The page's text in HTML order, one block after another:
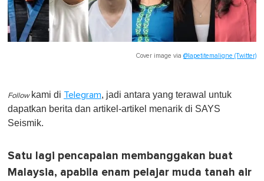
Cover image via @lapetitemaligne (Twitter)
Follow kami di Telegram, jadi antara yang terawal untuk
dapatkan berita dan artikel-artikel menarik di SAYS
Seismik.
Satu lagi pencapaian membanggakan buat
Malaysia, apabila enam pelajar muda tanah air